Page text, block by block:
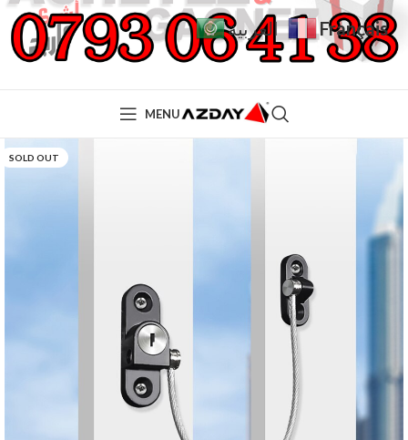
MENU
SOLD OUT
العربية Français